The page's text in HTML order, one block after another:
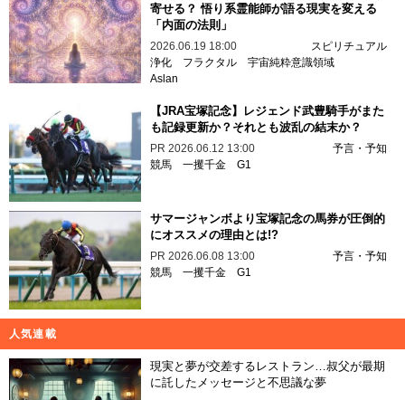
寄せる？ 悟り系霊能師が語る現実を変える
「内面の法則」
2026.06.19 18:00
スピリチュアル
浄化
フラクタル 宇宙純粋意識領域
Aslan
【JRA宝塚記念】レジェンド武豊騎手がまた
も記録更新か？それとも波乱の結末か？
PR 2026.06.12 13:00
予言・予知
競馬 一攫千金 G1
サマージャンボより宝塚記念の馬券が圧倒的
にオススメの理由とは!?
PR 2026.06.08 13:00
予言・予知
競馬 一攫千金 G1
人気連載
現実と夢が交差するレストラン…叔父が最期
に託したメッセージと不思議な夢